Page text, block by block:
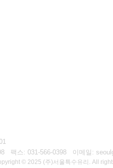
팩스: 031-566-0398 이메일:
© 2025 (주)서울특수유리. All